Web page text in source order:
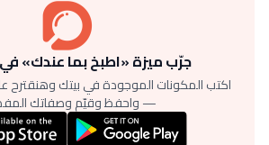
جرّب ميزة «اطبخ بما عندك»
اكتب المكونات الموجودة في بيتك وهنقترح
— واحفظ وقيّم وصفاتك